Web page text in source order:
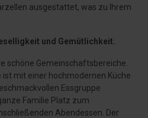
ausgestattet, was zu Ihrem
und Gemütlichkeit.
schöne Gemeinschaftsbereiche.
mit einer hochmodernen Küche
Essgruppe
Familie Platz zum
Abendessen. Der